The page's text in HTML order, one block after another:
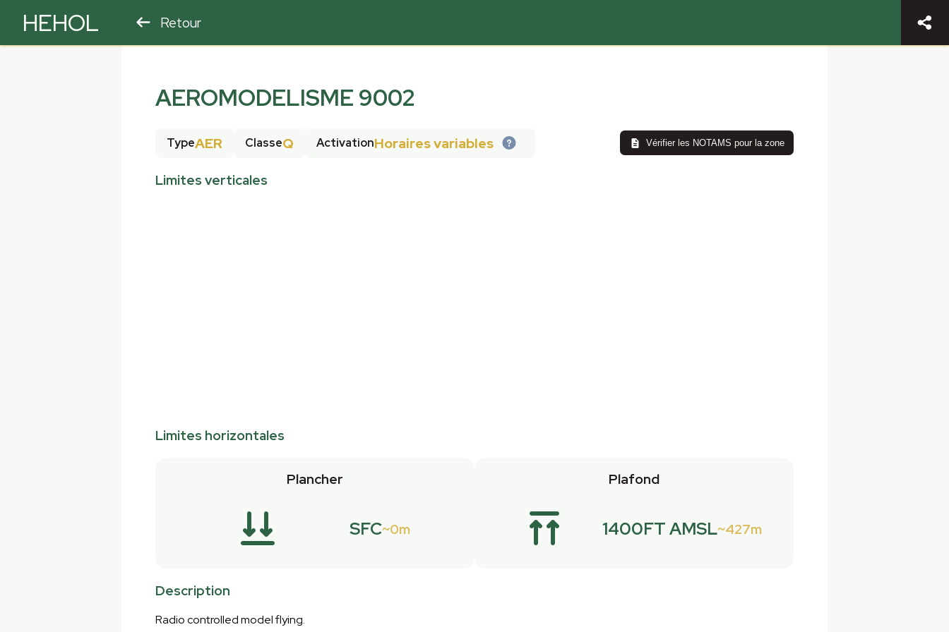
HEHOL Retour
AEROMODELISME 9002
TypeAER ClasseQ ActivationHoraires variables Vérifier les NOTAMS pour la zone
Limites verticales
Limites horizontales
Plancher
SFC 0m
Plafond
1400FT AMSL 427m
Description
Radio controlled model flying.